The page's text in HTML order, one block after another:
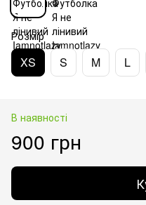
Розмір
XS S M L
В наявності
900 грн